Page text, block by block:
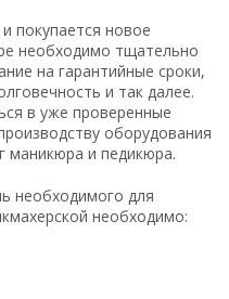
покупается новое
необходимо тщательно
на гарантийные сроки,
и так далее.
в уже проверенные
оборудования
маникюра и педикюра.
необходимого для
необходимо: